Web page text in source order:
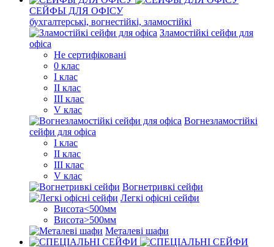
СЕЙФЫ ДЛЯ ОФІСУ
бухгалтерські, вогнестійкі, зламостійкі
Зламостійкі сейфи для
офіса
Не сертифіковані
0 клас
I клас
II клас
III клас
V клас
Вогнезламостійкі
сейфи для офіса
I клас
II клас
III клас
V клас
Вогнетривкі сейфи
Легкі офісні сейфи
Висота<500мм
Висота>500мм
Металеві шафи